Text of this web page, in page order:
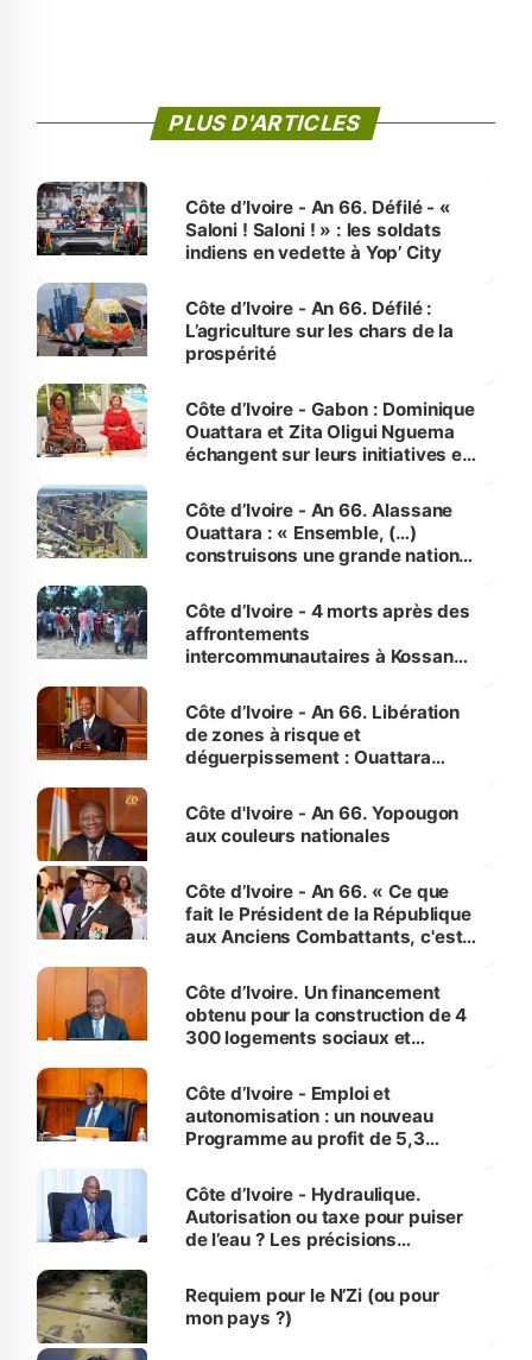
PLUS D'ARTICLES
Côte d’Ivoire - An 66. Défilé - «
Saloni ! Saloni ! » : les soldats
indiens en vedette à Yop’ City
Côte d’Ivoire - An 66. Défilé :
L’agriculture sur les chars de la
prospérité
Côte d’Ivoire - Gabon : Dominique
Ouattara et Zita Oligui Nguema
échangent sur leurs initiatives en
enfants
Côte d’Ivoire - An 66. Alassane
Ouattara : « Ensemble, (…)
construisons une grande nation
générations futures »
Côte d’Ivoire - 4 morts après des
affrontements
intercommunautaires à Kossandji
milieu des sinistrés
Côte d’Ivoire - An 66. Libération
de zones à risque et
déguerpissement : Ouattara
l'Etat de droit pour préserver les
vies humaines »
Côte d'Ivoire - An 66. Yopougon
aux couleurs nationales
Côte d’Ivoire - An 66. « Ce que
fait le Président de la République
aux Anciens Combattants, c'est
Côte d’Ivoire. Un financement
obtenu pour la construction de 4
300 logements sociaux et
et Yamoussoukro
Côte d’Ivoire - Emploi et
autonomisation : un nouveau
Programme au profit de 5,3
Côte d’Ivoire - Hydraulique.
Autorisation ou taxe pour puiser
de l’eau ? Les précisions
Requiem pour le N’Zi (ou pour
mon pays ?)